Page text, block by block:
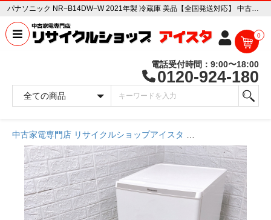
パナソニック NR−B14DW−W 2021年製 冷蔵庫 美品【全国発送対応】 中古家電販売専門店 リサイクルショップ アイスタ
0
電話受付時間：9:00〜18:00
0120-924-180
中古家電専門店 リサイクルショップアイスタ